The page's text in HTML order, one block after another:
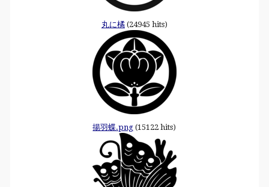
丸に橘(24945 hits)
揚羽蝶.png (15122 hits)